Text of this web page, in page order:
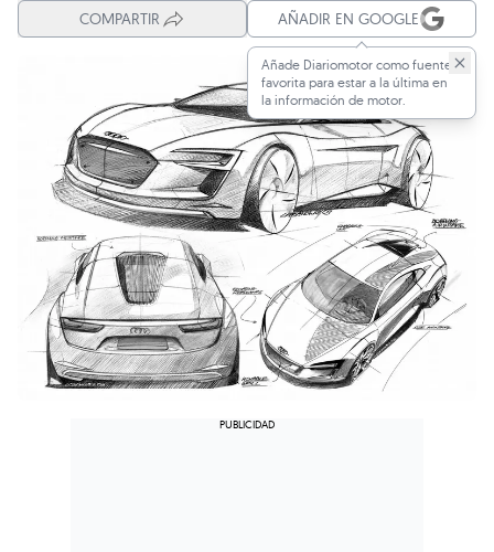
COMPARTIR AÑADIR EN GOOGLE
Añade Diariomotor como fuente
favorita para estar a la última en
la información de motor.